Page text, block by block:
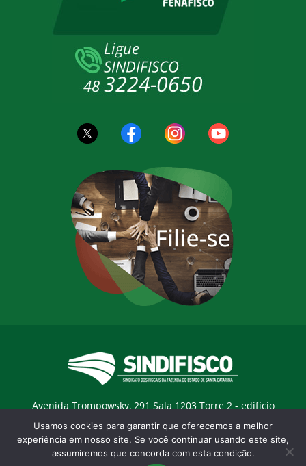
Avenida Trompowsky, 291 Sala 1203 Torre 2 - edifício
Trompowsky Corporate - Centro - Florianopólis / SC - CEP:
88015-300 |E-mail:sindifisco@sindifisco.org.br
Desenvolvido pelaagência Marketing Objetivo
Usamos cookies para garantir que oferecemos a melhor
experiência em nosso site. Se você continuar usando este site,
assumiremos que concorda com esta condição.